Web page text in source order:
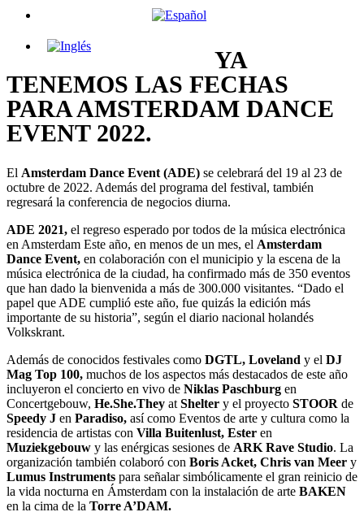
YA
TENEMOS LAS FECHAS
PARA AMSTERDAM DANCE
EVENT 2022.
El Amsterdam Dance Event (ADE) se celebrará del 19 al 23 de
octubre de 2022. Además del programa del festival, también
regresará la conferencia de negocios diurna.
ADE 2021, el regreso esperado por todos de la música electrónica
en Amsterdam Este año, en menos de un mes, el Amsterdam
Dance Event, en colaboración con el municipio y la escena de la
música electrónica de la ciudad, ha confirmado más de 350 eventos
que han dado la bienvenida a más de 300.000 visitantes. “Dado el
papel que ADE cumplió este año, fue quizás la edición más
importante de su historia”, según el diario nacional holandés
Volkskrant.
Además de conocidos festivales como DGTL, Loveland y el DJ
Mag Top 100, muchos de los aspectos más destacados de este año
incluyeron el concierto en vivo de Niklas Paschburg en
Concertgebouw, He.She.They at Shelter y el proyecto STOOR de
Speedy J en Paradiso, así como Eventos de arte y cultura como la
residencia de artistas con Villa Buitenlust, Ester en
Muziekgebouw y las enérgicas sesiones de ARK Rave Studio. La
organización también colaboró ​​con Boris Acket, Chris van Meer y
Lumus Instruments para señalar simbólicamente el gran reinicio de
la vida nocturna en Ámsterdam con la instalación de arte BAKEN
en la cima de la Torre A’DAM.